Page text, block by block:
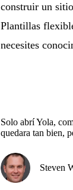
construir un
Plantillas
necesites
Solo abrí Yola,
quedara tan bien,
Steven